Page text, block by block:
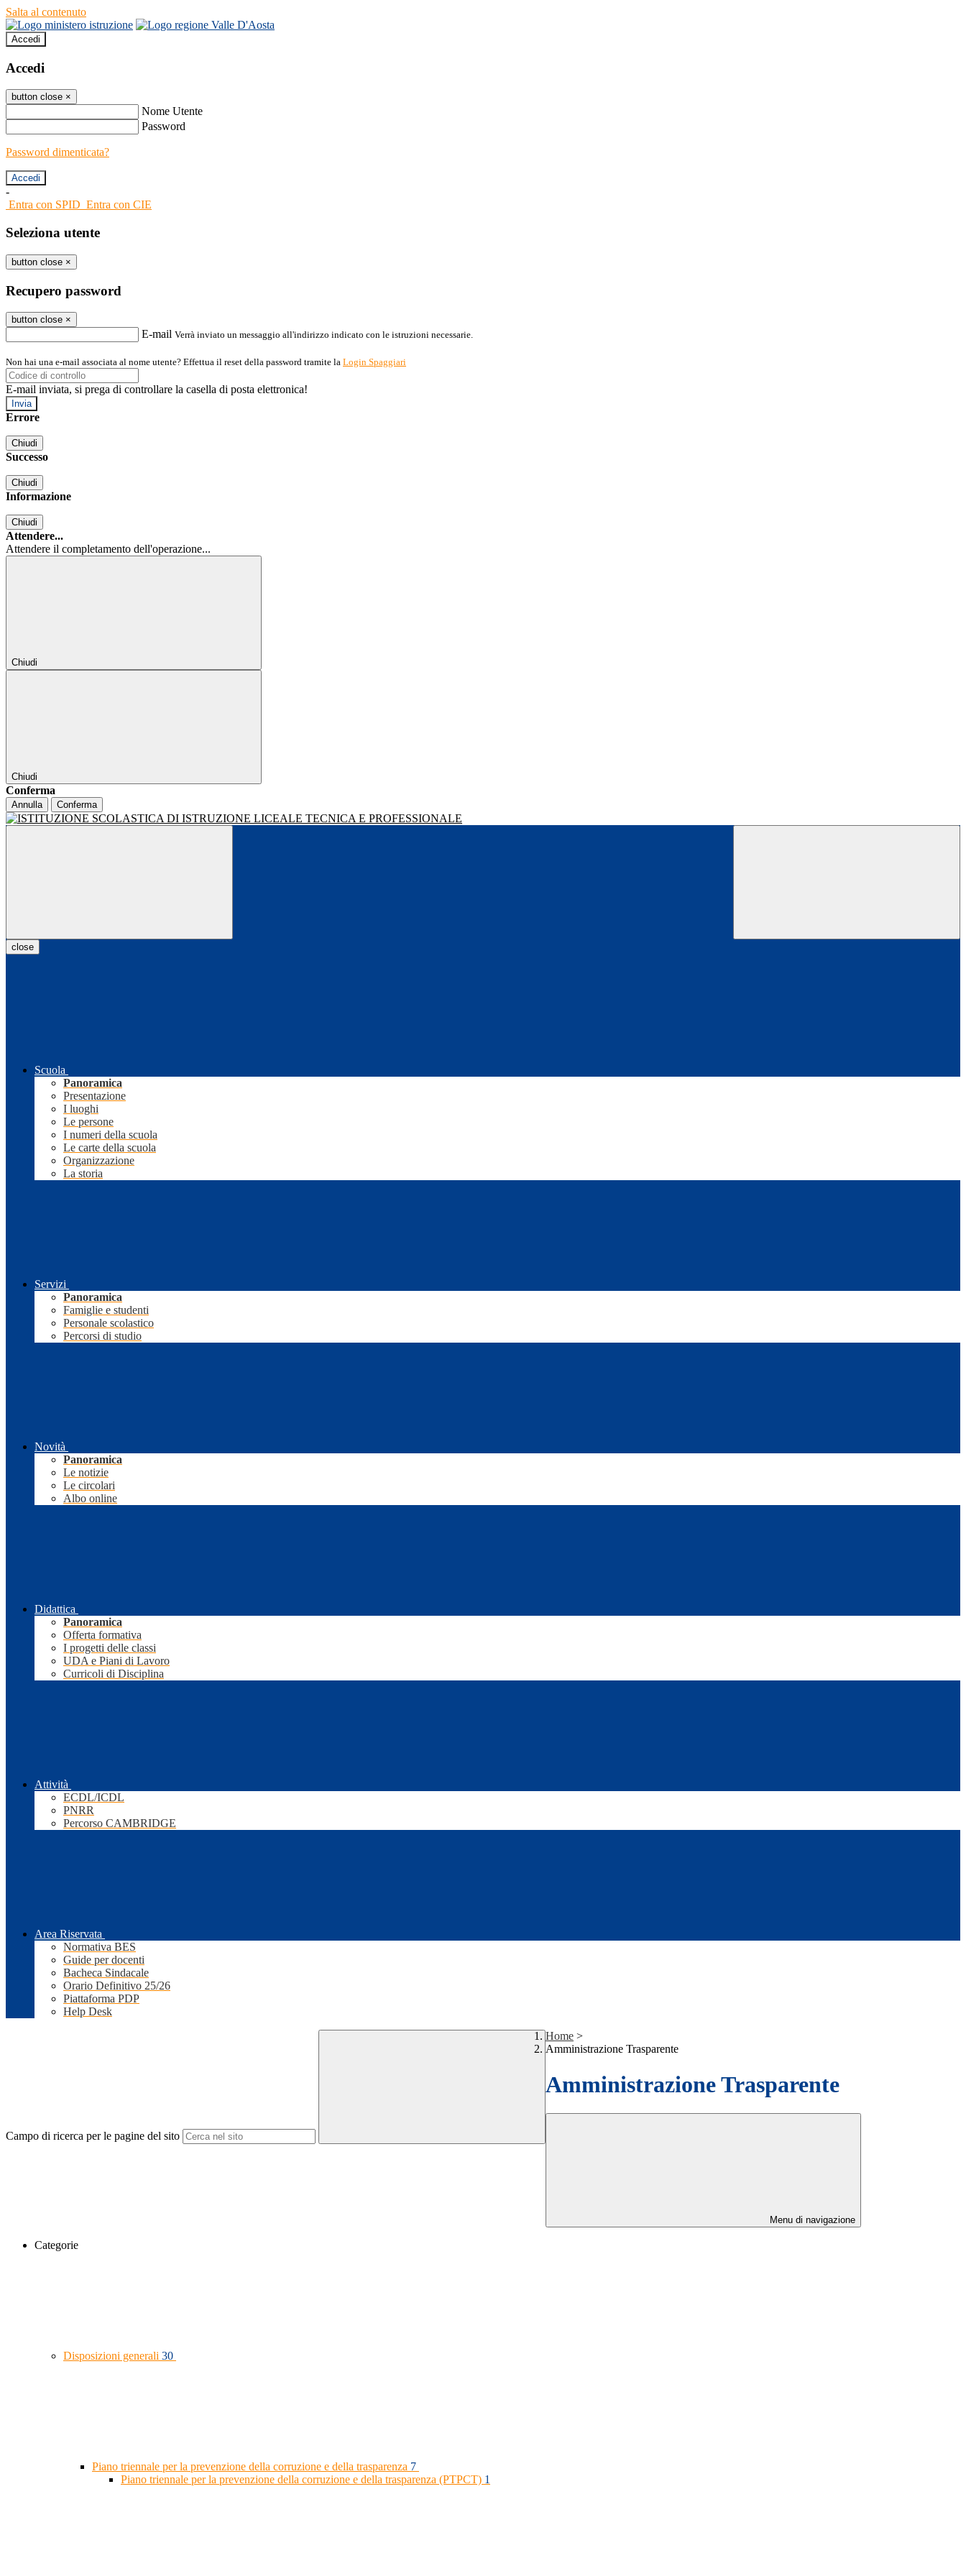
Salta al contenuto
Accedi
Accedi
button close ×
Nome Utente
Password
Password dimenticata?
-
Entra con SPID Entra con CIE
Seleziona utente
button close ×
Recupero password
button close ×
E-mail Verrà inviato un messaggio all'indirizzo indicato con le istruzioni necessarie.
Non hai una e-mail associata al nome utente? Effettua il reset della password tramite la Login Spaggiari
E-mail inviata, si prega di controllare la casella di posta elettronica!
Errore
Chiudi
Successo
Chiudi
Informazione
Chiudi
Attendere...
Attendere il completamento dell'operazione...
Chiudi
Chiudi
Conferma
Annulla Conferma
close
Scuola
Panoramica
Presentazione
I luoghi
Le persone
I numeri della scuola
Le carte della scuola
Organizzazione
La storia
Servizi
Panoramica
Famiglie e studenti
Personale scolastico
Percorsi di studio
Novità
Panoramica
Le notizie
Le circolari
Albo online
Didattica
Panoramica
Offerta formativa
I progetti delle classi
UDA e Piani di Lavoro
Curricoli di Disciplina
Attività
ECDL/ICDL
PNRR
Percorso CAMBRIDGE
Area Riservata
Normativa BES
Guide per docenti
Bacheca Sindacale
Orario Definitivo 25/26
Piattaforma PDP
Help Desk
Campo di ricerca per le pagine del sito
Home >
Amministrazione Trasparente
Amministrazione Trasparente
Menu di navigazione
Categorie
Disposizioni generali 30
Piano triennale per la prevenzione della corruzione e della trasparenza 7
Piano triennale per la prevenzione della corruzione e della trasparenza (PTPCT) 1